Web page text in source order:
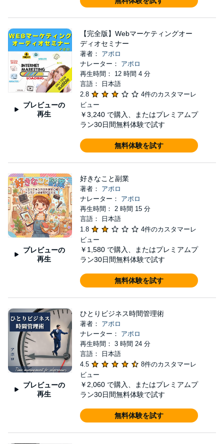
プレビューの
再生
【完全版】Webマーケティングオー
ディオセミナー
著者： アポロ
ナレーター： アポロ
再生時間： 12 時間 4 分
言語： 日本語
2.8
4件のカスタマーレ
ビュー
￥3,240 で購入、またはプレミアムプ
ラン30日間無料体験で試す
無料体験を試す
プレビューの
再生
好きなこと副業
著者： アポロ
ナレーター： アポロ
再生時間： 2 時間 15 分
言語： 日本語
1.8
4件のカスタマーレ
ビュー
￥1,580 で購入、またはプレミアムプ
ラン30日間無料体験で試す
無料体験を試す
プレビューの
再生
ひとりビジネス時間管理術
著者： アポロ
ナレーター： アポロ
再生時間： 3 時間 24 分
言語： 日本語
4.5
8件のカスタマーレ
ビュー
￥2,060 で購入、またはプレミアムプ
ラン30日間無料体験で試す
無料体験を試す